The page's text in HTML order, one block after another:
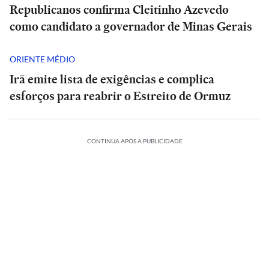
Republicanos confirma Cleitinho Azevedo
como candidato a governador de Minas Gerais
ORIENTE MÉDIO
Irã emite lista de exigências e complica
esforços para reabrir o Estreito de Ormuz
CONTINUA APÓS A PUBLICIDADE